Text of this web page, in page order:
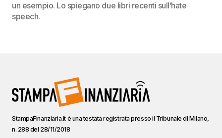
un esempio. Lo spiegano due libri recenti sull’hate
speech.
StampaFinanziaria.it è una testata registrata presso il Tribunale di Milano,
n. 288 del 28/11/2018